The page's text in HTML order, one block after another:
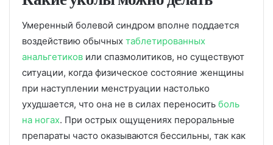
Умеренный болевой синдром вполне поддается
воздействию обычных таблетированных
анальгетиков или спазмолитиков, но существуют
ситуации, когда физическое состояние женщины
при наступлении менструации настолько
ухудшается, что она не в силах переносить боль
на ногах. При острых ощущениях пероральные
препараты часто оказываются бессильны, так как